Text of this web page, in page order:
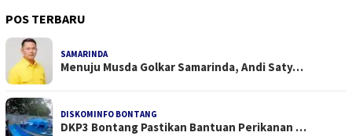
POS TERBARU
SAMARINDA
Menuju Musda Golkar Samarinda, Andi Saty…
DISKOMINFO BONTANG
DKP3 Bontang Pastikan Bantuan Perikanan …